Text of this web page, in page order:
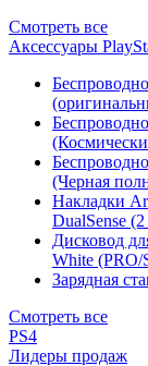
Смотреть все
Аксессуары
(Черная
Накладки
DualSense
Дисковод
White
Зарядная
Смотреть все
PS4
Лидеры продаж